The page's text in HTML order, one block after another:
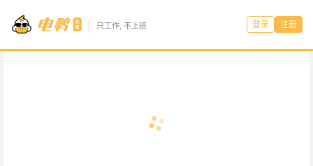
只工作, 不上班 登录 注册